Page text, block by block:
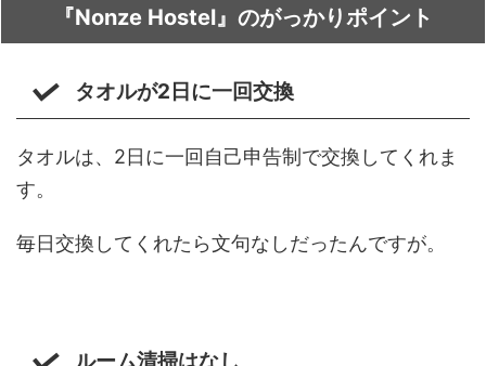
『Nonze Hostel』のがっかりポイント
タオルが2日に一回交換
タオルは、2日に一回自己申告制で交換してくれま
す。
毎日交換してくれたら文句なしだったんですが。